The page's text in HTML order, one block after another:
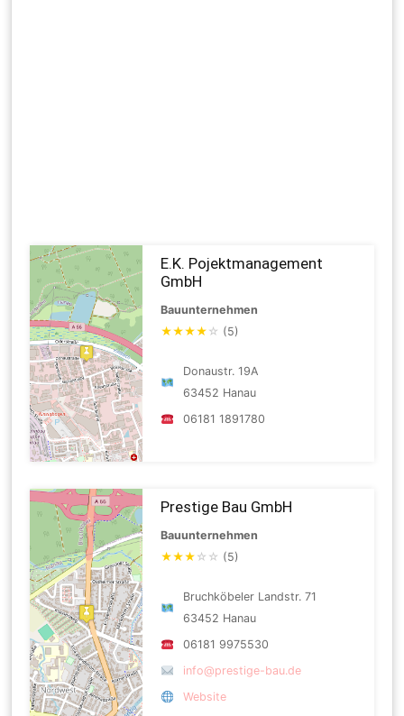
E.K. Pojektmanagement
GmbH
Bauunternehmen
★★★★ ☆ (5)
Donaustr. 19A
63452 Hanau
06181 1891780
Prestige Bau GmbH
Bauunternehmen
★★★ ☆ ☆ (5)
Bruchköbeler Landstr. 71
63452 Hanau
06181 9975530
info@prestige-bau.de
Website